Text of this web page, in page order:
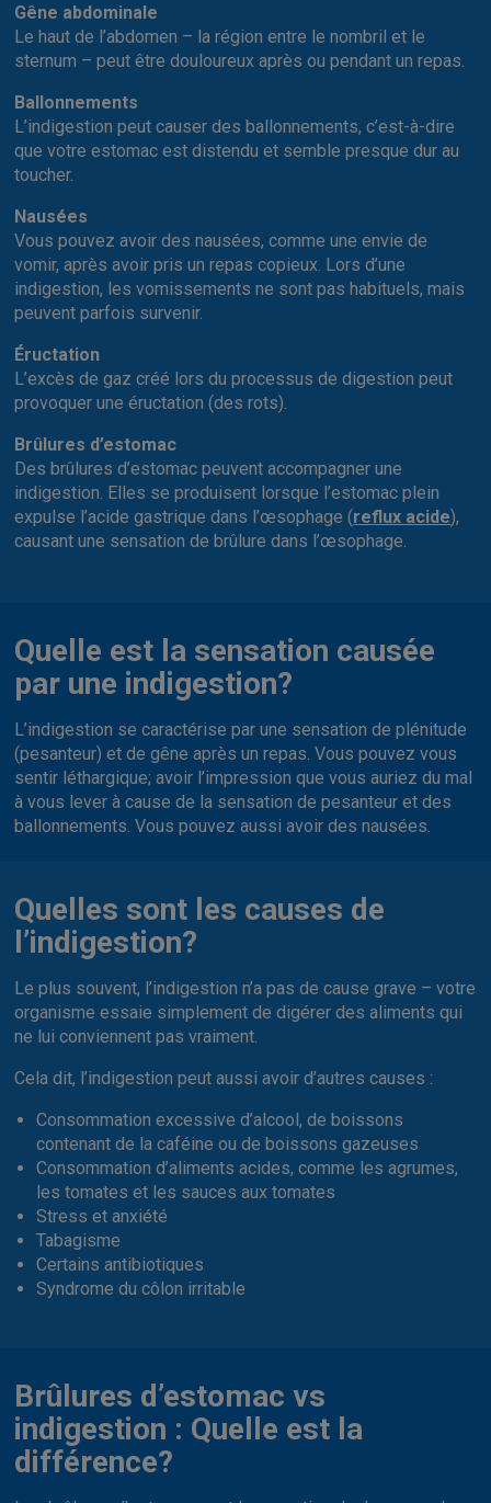
Gêne abdominale
Le haut de l’abdomen – la région entre le nombril et le
sternum – peut être douloureux après ou pendant un repas.
Ballonnements
L’indigestion peut causer des ballonnements, c’est-à-dire
que votre estomac est distendu et semble presque dur au
toucher.
Nausées
Vous pouvez avoir des nausées, comme une envie de
vomir, après avoir pris un repas copieux. Lors d’une
indigestion, les vomissements ne sont pas habituels, mais
peuvent parfois survenir.
Éructation
L’excès de gaz créé lors du processus de digestion peut
provoquer une éructation (des rots).
Brûlures d’estomac
Des brûlures d’estomac peuvent accompagner une
indigestion. Elles se produisent lorsque l’estomac plein
expulse l’acide gastrique dans l’œsophage (reflux acide),
causant une sensation de brûlure dans l’œsophage.
Quelle est la sensation causée
par une indigestion?
L’indigestion se caractérise par une sensation de plénitude
(pesanteur) et de gêne après un repas. Vous pouvez vous
sentir léthargique; avoir l’impression que vous auriez du mal
à vous lever à cause de la sensation de pesanteur et des
ballonnements. Vous pouvez aussi avoir des nausées.
Quelles sont les causes de
l’indigestion?
Le plus souvent, l’indigestion n’a pas de cause grave – votre
organisme essaie simplement de digérer des aliments qui
ne lui conviennent pas vraiment.
Cela dit, l’indigestion peut aussi avoir d’autres causes :
Consommation excessive d’alcool, de boissons
contenant de la caféine ou de boissons gazeuses
Consommation d’aliments acides, comme les agrumes,
les tomates et les sauces aux tomates
Stress et anxiété
Tabagisme
Certains antibiotiques
Syndrome du côlon irritable
Brûlures d’estomac vs
indigestion : Quelle est la
différence?